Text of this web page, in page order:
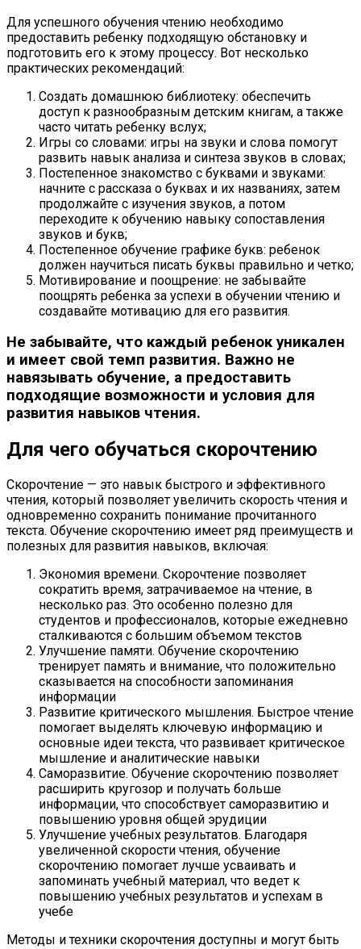
Для успешного обучения чтению необходимо
предоставить ребенку подходящую обстановку и
подготовить его к этому процессу. Вот несколько
практических рекомендаций:
Создать домашнюю библиотеку: обеспечить
доступ к разнообразным детским книгам, а также
часто читать ребенку вслух;
Игры со словами: игры на звуки и слова помогут
развить навык анализа и синтеза звуков в словах;
Постепенное знакомство с буквами и звуками:
начните с рассказа о буквах и их названиях, затем
продолжайте с изучения звуков, а потом
переходите к обучению навыку сопоставления
звуков и букв;
Постепенное обучение графике букв: ребенок
должен научиться писать буквы правильно и четко;
Мотивирование и поощрение: не забывайте
поощрять ребенка за успехи в обучении чтению и
создавайте мотивацию для его развития.
Не забывайте, что каждый ребенок уникален
и имеет свой темп развития. Важно не
навязывать обучение, а предоставить
подходящие возможности и условия для
развития навыков чтения.
Для чего обучаться скорочтению
Скорочтение — это навык быстрого и эффективного
чтения, который позволяет увеличить скорость чтения и
одновременно сохранить понимание прочитанного
текста. Обучение скорочтению имеет ряд преимуществ и
полезных для развития навыков, включая:
Экономия времени. Скорочтение позволяет
сократить время, затрачиваемое на чтение, в
несколько раз. Это особенно полезно для
студентов и профессионалов, которые ежедневно
сталкиваются с большим объемом текстов
Улучшение памяти. Обучение скорочтению
тренирует память и внимание, что положительно
сказывается на способности запоминания
информации
Развитие критического мышления. Быстрое чтение
помогает выделять ключевую информацию и
основные идеи текста, что развивает критическое
мышление и аналитические навыки
Саморазвитие. Обучение скорочтению позволяет
расширить кругозор и получать больше
информации, что способствует саморазвитию и
повышению уровня общей эрудиции
Улучшение учебных результатов. Благодаря
увеличенной скорости чтения, обучение
скорочтению помогает лучше усваивать и
запоминать учебный материал, что ведет к
повышению учебных результатов и успехам в
учебе
Методы и техники скорочтения доступны и могут быть